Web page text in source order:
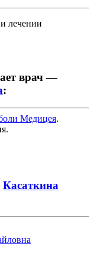
лечении
врач —
:
Медицея.
.
Касаткина